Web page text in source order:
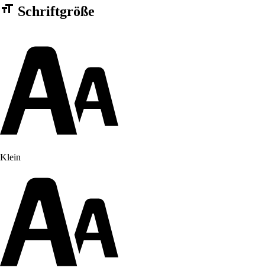
Barrierefreiheit Einstellungen Formular
Schriftgröße
Klein